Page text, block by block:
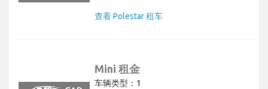
查看 Polestar 租车
Mini 租金
车辆类型：1